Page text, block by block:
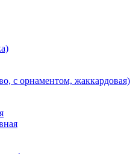
с орнаментом, жаккардовая)